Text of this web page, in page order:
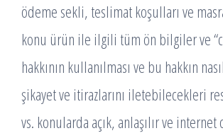
ödeme sekli, teslimat koşulları ve
konu ürün ile ilgili tüm ön bilgiler ve
hakkının kullanılması ve bu hakkın
şikayet ve itirazlarını iletebilecekleri
vs. konularda açık, anlaşılır ve internet